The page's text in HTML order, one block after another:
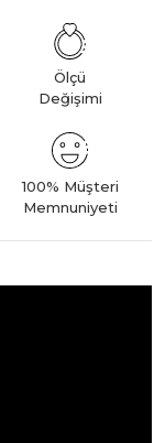
Ölçü
Değişimi
100% Müşteri
Memnuniyeti